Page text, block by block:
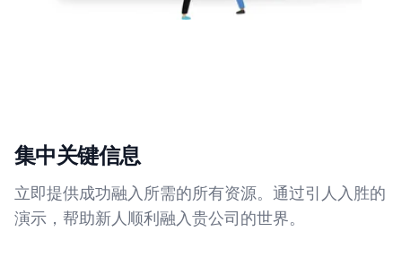
集中关键信息
立即提供成功融入所需的所有资源。通过引人入胜的
演示，帮助新人顺利融入贵公司的世界。